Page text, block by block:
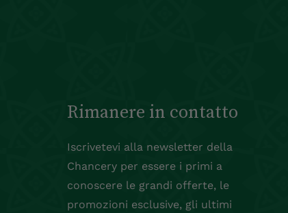
Rimanere in contatto
Iscrivetevi alla newsletter della
Chancery per essere i primi a
conoscere le grandi offerte, le
promozioni esclusive, gli ultimi